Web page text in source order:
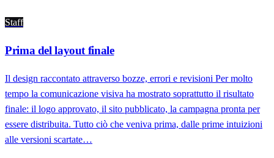
Staff
Prima del layout finale
Il design raccontato attraverso bozze, errori e revisioni Per molto
tempo la comunicazione visiva ha mostrato soprattutto il risultato
finale: il logo approvato, il sito pubblicato, la campagna pronta per
essere distribuita. Tutto ciò che veniva prima, dalle prime intuizioni
alle versioni scartate…